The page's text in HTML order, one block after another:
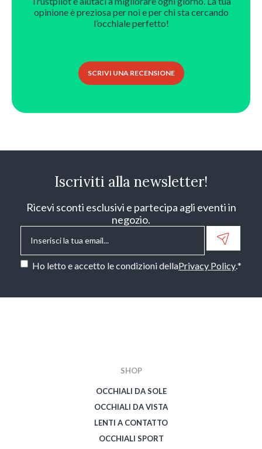
opinione è preziosa per noi e per chi sta cercando
l’occhiale perfetto!
SCRIVI UNA RECENSIONE
Iscriviti alla newsletter!
Ricevi sconti esclusivi e partecipa agli eventi in
negozio.
Email*
Consenso*
Ho letto e accetto le condizioni dellaPrivacy Policy.*
SHOP
OCCHIALI DA SOLE
OCCHIALI DA VISTA
LENTI A CONTATTO
OCCHIALI SPORT